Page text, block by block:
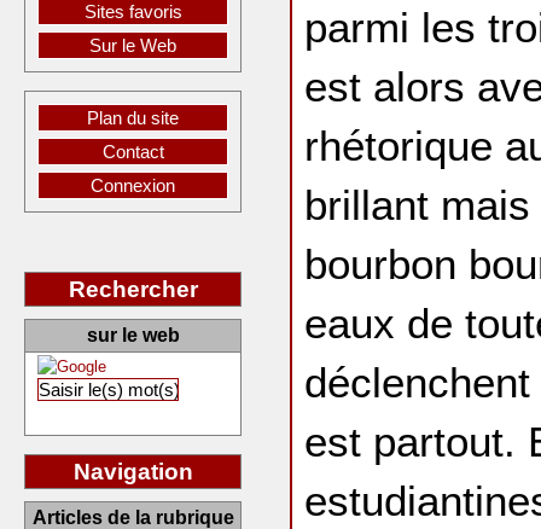
parmi les
est alors
rhétorique
brillant
bourbon
eaux de
est partout.
Sites favoris
Sur le Web
Plan du site
Contact
Connexion
Rechercher
sur le web
Navigation
Articles de la rubrique